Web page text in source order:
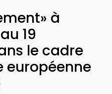
à
19
le cadre
européenne